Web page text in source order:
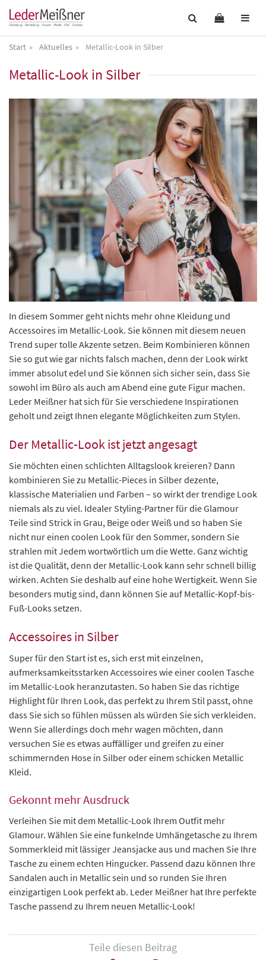
Start Aktuelles Metallic-Look in Silber
Metallic-Look in Silber
In diesem Sommer geht nichts mehr ohne Kleidung und
Accessoires im Metallic-Look. Sie können mit diesem neuen
Trend super tolle Akzente setzen. Beim Kombinieren können
Sie so gut wie gar nichts falsch machen, denn der Look wirkt
immer absolut edel und Sie können sich sicher sein, dass Sie
sowohl im Büro als auch am Abend eine gute Figur machen.
Leder Meißner hat sich für Sie verschiedene Inspirationen
geholt und zeigt Ihnen elegante Möglichkeiten zum Stylen.
Der Metallic-Look ist jetzt angesagt
Sie möchten einen schlichten Alltagslook kreieren? Dann
kombinieren Sie zu Metallic-Pieces in Silber dezente,
klassische Materialien und Farben – so wirkt der trendige Look
niemals als zu viel. Idealer Styling-Partner für die Glamour
Teile sind Strick in Grau, Beige oder Weiß und so haben Sie
nicht nur einen coolen Look für den Sommer, sondern Sie
strahlen mit Jedem wortwörtlich um die Wette. Ganz wichtig
ist die Qualität, denn der Metallic-Look kann sehr schnell billig
wirken. Achten Sie deshalb auf eine hohe Wertigkeit. Wenn Sie
besonders mutig sind, dann können Sie auf Metallic-Kopf-bis-
Fuß-Looks setzen.
Accessoires in Silber
Super für den Start ist es, sich erst mit einzelnen,
aufmerksamkeitsstarken Accessoires wie einer coolen Tasche
im Metallic-Look heranzutasten. So haben Sie das richtige
Highlight für Ihren Look, das perfekt zu Ihrem Stil passt, ohne
dass Sie sich so fühlen müssen als würden Sie sich verkleiden.
Wenn Sie allerdings doch mehr wagen möchten, dann
versuchen Sie es etwas auffälliger und greifen zu einer
schimmernden Hose in Silber oder einem schicken Metallic
Kleid.
Gekonnt mehr Ausdruck
Verleihen Sie mit dem Metallic-Look Ihrem Outfit mehr
Glamour. Wählen Sie eine funkelnde Umhängetasche zu Ihrem
Sommerkleid mit lässiger Jeansjacke aus und machen Sie Ihre
Tasche zu einem echten Hingucker. Passend dazu können Ihre
Sandalen auch in Metallic sein und so runden Sie Ihren
einzigartigen Look perfekt ab. Leder Meißner hat Ihre perfekte
Tasche passend zu Ihrem neuen Metallic-Look!
Teile diesen Beitrag